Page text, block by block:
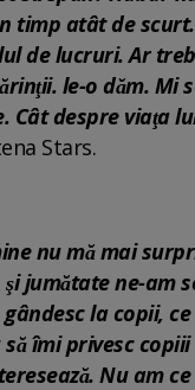
timp atât de
de lucruri. Ar
le-o dăm. Mi
Cât despre viaţa
Stars.
nu mă mai
jumătate ne-am
gândesc la copii,
îmi privesc
Nu am